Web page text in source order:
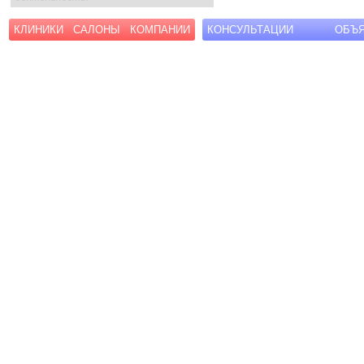
КЛИНИКИ САЛОНЫ КОМПАНИИ КОНСУЛЬТАЦИИ